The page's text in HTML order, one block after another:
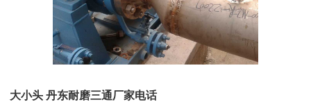
大小头 丹东耐磨三通厂家电话